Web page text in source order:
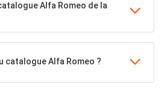
Alfa Romeo de la
catalogue Alfa Romeo ?